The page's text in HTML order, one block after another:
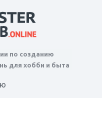
по созданию
для хобби и быта